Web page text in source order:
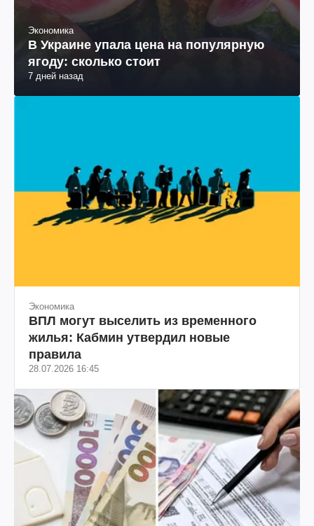
Экономика
В Украине упала цена на популярную
ягоду: сколько стоит
7 дней назад
Экономика
ВПЛ могут выселить из временного
жилья: Кабмин утвердил новые
правила
28.07.2026 16:45